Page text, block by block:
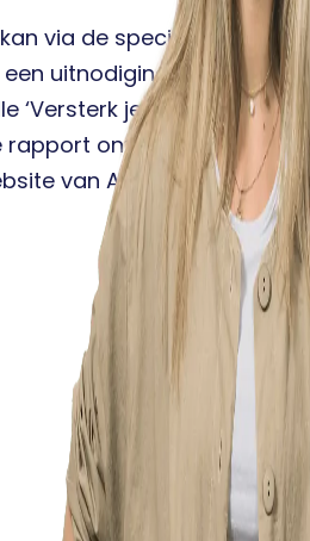
via de speciale LinkedIn
uitnodiging om de TMA-
‘Versterk je Positie’
ontvangt men dan
van Appoint.